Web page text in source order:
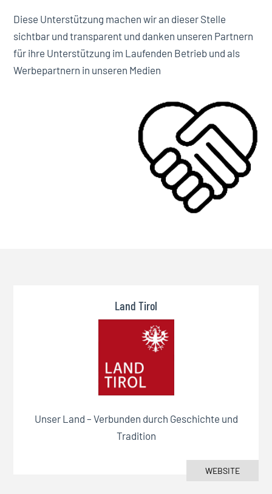
Diese Unterstützung machen wir an dieser Stelle
sichtbar und transparent und danken unseren Partnern
für ihre Unterstützung im Laufenden Betrieb und als
Werbepartnern in unseren Medien
Land Tirol
Unser Land – Verbunden durch Geschichte und
Tradition
WEBSITE